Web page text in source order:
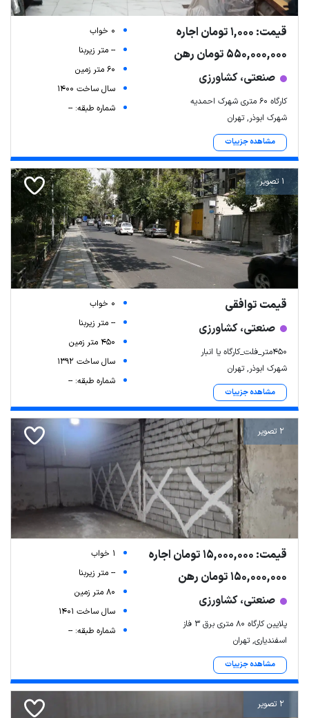
قیمت: 1,000 تومان اجاره
550,000,000 تومان رهن
صنعتی، کشاورزی
کارگاه ۶۰ متری شهرک احمدیه
شهرک ابوذر, تهران
مشاهده جزییات
0 خواب
-- متر زیربنا
60 متر زمین
سال ساخت 1400
شماره طبقه: --
1 تصویر
قیمت توافقی
صنعتی، کشاورزی
۴۵۰متر_فلت_کارگاه یا انبار
شهرک ابوذر, تهران
مشاهده جزییات
0 خواب
-- متر زیربنا
450 متر زمین
سال ساخت 1392
شماره طبقه: --
2 تصویر
قیمت: 15,000,000 تومان اجاره
150,000,000 تومان رهن
صنعتی، کشاورزی
پلایین کارگاه 80 متری برق 3 فاز
اسفندیاری, تهران
مشاهده جزییات
1 خواب
-- متر زیربنا
80 متر زمین
سال ساخت 1401
شماره طبقه: --
2 تصویر